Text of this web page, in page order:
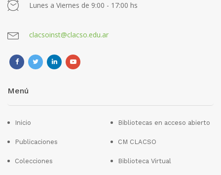
Lunes a Viernes de 9:00 - 17:00 hs
clacsoinst@clacso.edu.ar
Menú
Inicio
Publicaciones
Colecciones
Bibliotecas en acceso abierto
CM CLACSO
Biblioteca Virtual